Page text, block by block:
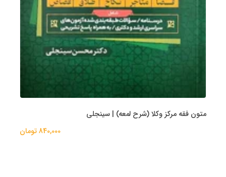
متون فقه مرکز وکلا (شرح لمعه) | سینجلی
840,000 تومان